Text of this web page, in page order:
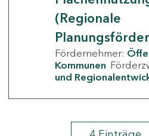
(Regionale
Fördernehmer:
Kommunen
und